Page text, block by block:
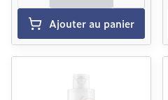
Ajouter au panier